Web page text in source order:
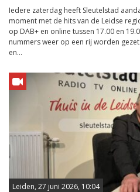
Iedere zaterdag heeft Sleutelstad
moment met de hits van de Leidse
op DAB+ en online tussen 17.00 en
nummers weer op een rij worden
en...
Leiden, 27 juni 2026, 10:04